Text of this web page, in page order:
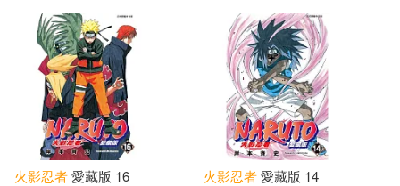
火影忍者愛藏版 16
火影忍者愛藏版 14